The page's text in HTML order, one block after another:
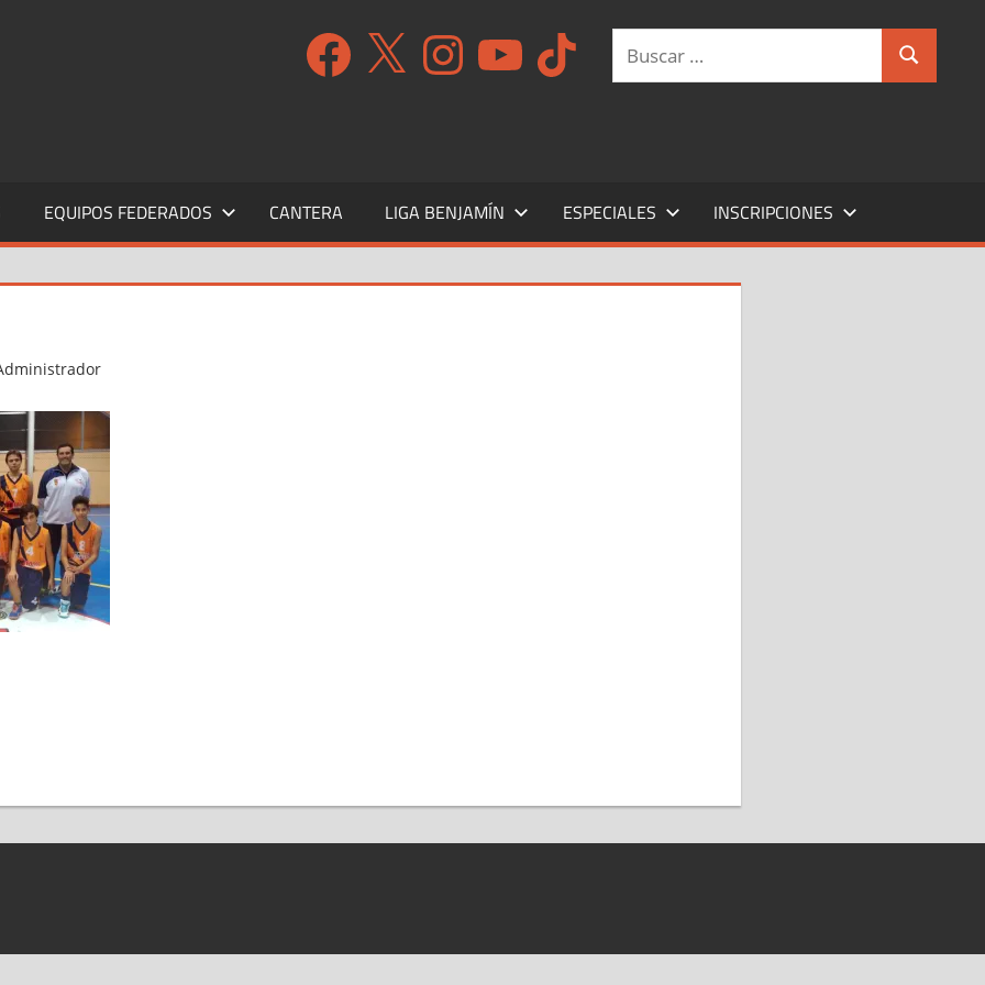
Buscar
Facebook
X InstagramYouTube TikTok
EQUIPOS FEDERADOS CANTERA LIGA BENJAMÍN ESPECIALES INSCRIPCIONES